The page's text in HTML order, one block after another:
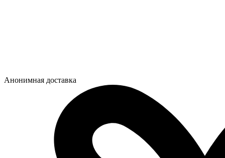
Анонимная доставка